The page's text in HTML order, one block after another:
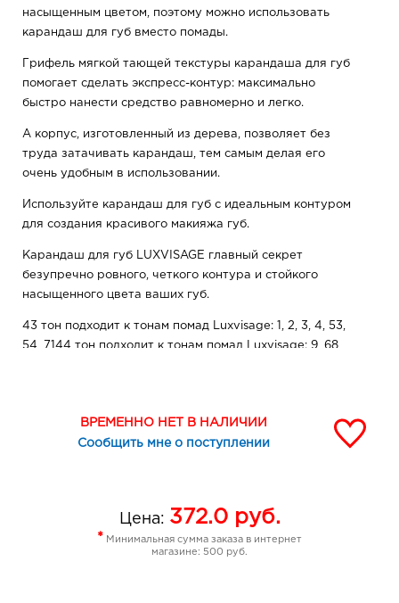
насыщенным цветом, поэтому можно использовать
карандаш для губ вместо помады.
Грифель мягкой тающей текстуры карандаша для губ
помогает сделать экспресс-контур: максимально
быстро нанести средство равномерно и легко.
А корпус, изготовленный из дерева, позволяет без
труда затачивать карандаш, тем самым делая его
очень удобным в использовании.
Используйте карандаш для губ с идеальным контуром
для создания красивого макияжа губ.
Карандаш для губ LUXVISAGE главный секрет
безупречно ровного, четкого контура и стойкого
насыщенного цвета ваших губ.
43 тон подходит к тонам помад Luxvisage: 1, 2, 3, 4, 53,
54, 7144 тон подходит к тонам помад Luxvisage: 9, 68,
Luxvisage № 2948 тон подходит к помаде Luxvisage №
4049 тон подходит к помаде Luxvisage № 3950 тон
8, 50, 51, 55, 60, 61, 62, 68, 69, 7153 тон подходит к тонам
помад Luxvisage: 7, 8, 52, 55, 57, 58, 61, 63, 68, 7154 тон
ВРЕМЕННО НЕТ В НАЛИЧИИ
Сообщить мне о поступлении
Цена: 372.0руб.
* Минимальная сумма заказа в интернет
магазине: 500 руб.